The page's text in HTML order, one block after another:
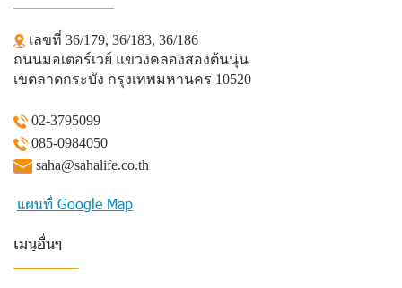
เลขที่ 36/179, 36/183, 36/186
ถนนมอเตอร์เวย์ แขวงคลองสองต้นนุ่น
เขตลาดกระบัง กรุงเทพมหานคร 10520
02-3795099
085-0984050
saha@sahalife.co.th
แผนที่ Google Map
เมนูอื่นๆ